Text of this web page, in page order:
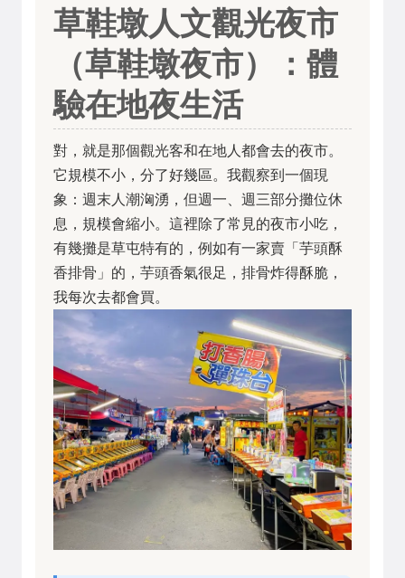
草鞋墩人文觀光夜市
（草鞋墩夜市）：體
驗在地夜生活
對，就是那個觀光客和在地人都會去的夜市。
它規模不小，分了好幾區。我觀察到一個現
象：週末人潮洶湧，但週一、週三部分攤位休
息，規模會縮小。這裡除了常見的夜市小吃，
有幾攤是草屯特有的，例如有一家賣「芋頭酥
香排骨」的，芋頭香氣很足，排骨炸得酥脆，
我每次去都會買。